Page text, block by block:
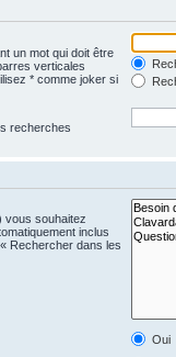
un mot qui doit être
verticales
* comme joker si
recherches
vous souhaitez
inclus
Rechercher dans les
Oui